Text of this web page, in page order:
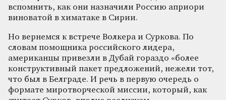
вспомнить, как они назначили Россию априори
виноватой в химатаке в Сирии.
Но вернемся к встрече Волкера и Суркова. По
словам помощника российского лидера,
американцы привезли в Дубай гораздо «более
конструктивный пакет предложений, нежели тот,
что был в Белграде. И речь в первую очередь о
формате миротворческой миссии, который, как